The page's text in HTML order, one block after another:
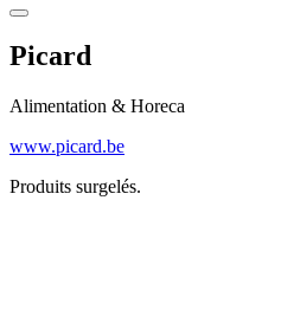
Picard
Alimentation & Horeca
www.picard.be
Produits surgelés.